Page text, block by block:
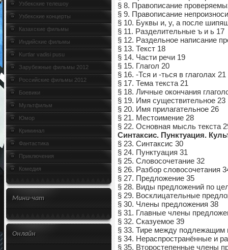
§ 8. Правописание
§ 9. Правописание
§ 10. Буквы и, у, а после
§ 11. Разделительные ъ и ь 17
§ 12. Раздельное написание
§ 13. Текст 18
§ 14. Части речи 19
§ 15. Глагол 20
§ 16. -Тся и -ться в глаголах 21
§ 17. Тема текста 21
§ 18. Личные окончания
§ 19. Имя существительное 23
§ 20. Имя прилагательное 26
§ 21. Местоимение 28
§ 22. Основная мысль текста
Синтаксис. Пунктуация.
§ 23. Синтаксис 30
§ 24. Пунктуация 31
§ 25. Словосочетание 32
§ 26. Разбор словосочетания
§ 27. Предложение 35
§ 28. Виды предложений по
§ 29. Восклицательные
§ 30. Члены предложения 38
§ 31. Главные члены
§ 32. Сказуемое 39
§ 33. Тире между подлежащим
§ 34. Нераспространённые и
§ 35. Второстепенные члены
Узбекские телешоу
Узбекские концерты
Казахские фильмы
Индийские фильмы
Kurtlar vadisi pusu
Зарубежные фильмы 2012
Российские фильмы 2012
Боевики
Мультфильм
Юмор
Криминал
Фантастика
Приключения
Комедия
Мини-чат
Онлайн